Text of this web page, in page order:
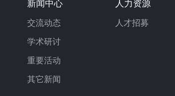
新闻中心
交流动态
学术研讨
重要活动
其它新闻
人力资源
人才招募